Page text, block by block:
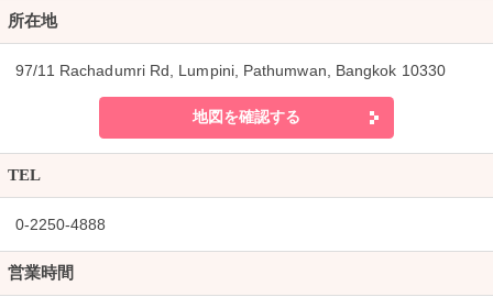
所在地
97/11 Rachadumri Rd, Lumpini, Pathumwan, Bangkok 10330
地図を確認する
TEL
0-2250-4888
営業時間